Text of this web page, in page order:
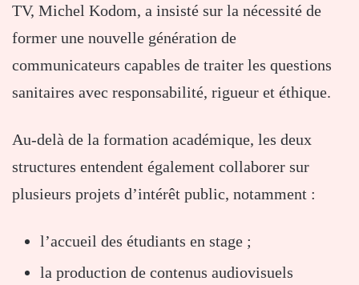
TV, Michel Kodom, a insisté sur la nécessité de
former une nouvelle génération de
communicateurs capables de traiter les questions
sanitaires avec responsabilité, rigueur et éthique.
Au-delà de la formation académique, les deux
structures entendent également collaborer sur
plusieurs projets d’intérêt public, notamment :
l’accueil des étudiants en stage ;
la production de contenus audiovisuels